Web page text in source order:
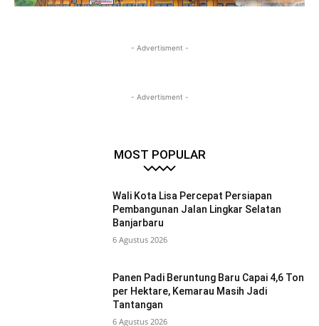
- Advertisment -
- Advertisment -
MOST POPULAR
Wali Kota Lisa Percepat Persiapan
Pembangunan Jalan Lingkar Selatan
Banjarbaru
6 Agustus 2026
Panen Padi Beruntung Baru Capai 4,6 Ton
per Hektare, Kemarau Masih Jadi
Tantangan
6 Agustus 2026